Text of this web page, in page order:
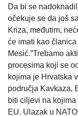
Da bi se
očekuje se da još
Kriza, međutim,
će imati kao
Mesić.”Trebamo
procesima koji se
kojima je Hrvatska
područja Kavkaza,
biti ciljevi na
EU. Ulazak u